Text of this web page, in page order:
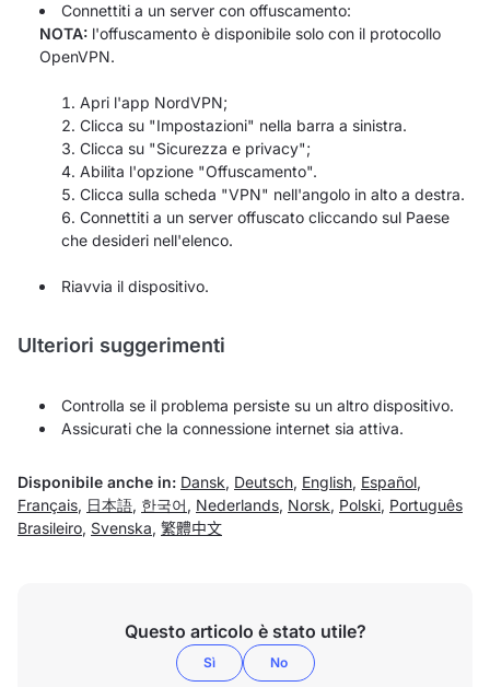
Connettiti a un server con offuscamento:
NOTA: l'offuscamento è disponibile solo con il protocollo
OpenVPN.
Apri l'app NordVPN;
Clicca su "Impostazioni" nella barra a sinistra.
Clicca su "Sicurezza e privacy";
Abilita l'opzione "Offuscamento".
Clicca sulla scheda "VPN" nell'angolo in alto a destra.
Connettiti a un server offuscato cliccando sul Paese
che desideri nell'elenco.
Riavvia il dispositivo.
Ulteriori suggerimenti
Controlla se il problema persiste su un altro dispositivo.
Assicurati che la connessione internet sia attiva.
Disponibile anche in: Dansk, Deutsch, English, Español,
Français, 日本語, 한국어 , Nederlands, Norsk, Polski, Português
Brasileiro, Svenska, 繁體中文
Questo articolo è stato utile?
Sì No